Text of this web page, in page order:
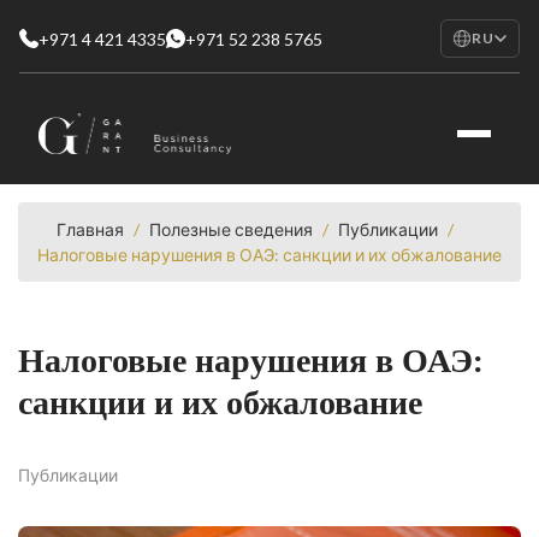
+971 4 421 4335 +971 52 238 5765 RU
Français
AR
Главная / Полезные сведения / Публикации /
Налоговые нарушения в ОАЭ: санкции и их обжалование
Налоговые нарушения в ОАЭ:
санкции и их обжалование
Публикации